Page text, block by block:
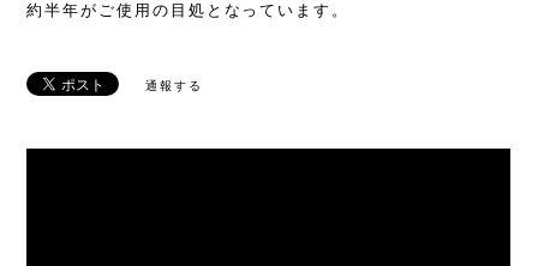
約半年がご使用の目処となっています。
通報する